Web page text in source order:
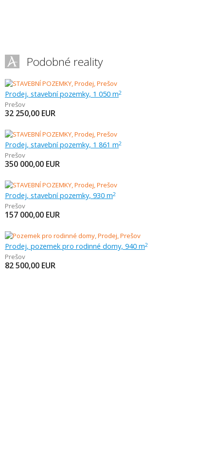
Podobné reality
Prodej, stavební pozemky, 1 050 m2
Prešov
32 250,00 EUR
Prodej, stavební pozemky, 1 861 m2
Prešov
350 000,00 EUR
Prodej, stavební pozemky, 930 m2
Prešov
157 000,00 EUR
Prodej, pozemek pro rodinné domy, 940 m2
Prešov
82 500,00 EUR